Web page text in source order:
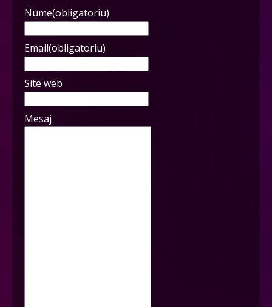
Nume(obligatoriu)
Email(obligatoriu)
Site web
Mesaj